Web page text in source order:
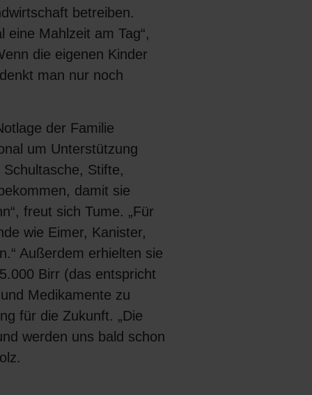
betreiben.
Mahlzeit am Tag“,
die eigenen Kinder
man nur noch
der Familie
um Unterstützung
Stifte,
damit sie
freut sich Tume. „Für
wie Eimer, Kanister,
Außerdem erhielten sie
Birr (das entspricht
Medikamente zu
für die Zukunft. „Die
werden uns bald schon